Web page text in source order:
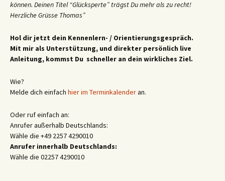
können. Deinen Titel “Glücksperte” trägst Du mehr als zu recht!
Herzliche Grüsse Thomas”
Hol dir jetzt dein Kennenlern- / Orientierungsgespräch.
Mit mir als Unterstützung, und direkter persönlich live
Anleitung, kommst Du schneller an dein wirkliches Ziel.
Wie?
Melde dich einfach hier im Terminkalenderan.
Oder ruf einfach an:
Anrufer außerhalb Deutschlands:
Wähle die +49 2257 4290010
Anrufer innerhalb Deutschlands:
Wähle die 02257 4290010